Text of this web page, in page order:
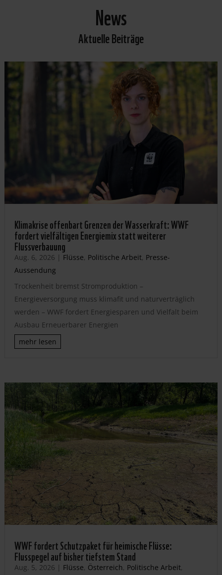
News
Aktuelle Beiträge
Klimakrise offenbart Grenzen der Wasserkraft: WWF
fordert vielfältigen Energiemix statt weiterer
Flussverbauung
Aug. 6, 2026 | Flüsse, Politische Arbeit, Presse-
Aussendung
Trockenheit bremst Stromproduktion –
Energieversorgung muss klimafit und naturverträglich
werden – WWF fordert Energiesparen und Vielfalt beim
Ausbau Erneuerbarer Energien
mehr lesen
WWF fordert Schutzpaket für heimische Flüsse:
Flusspegel auf bisher tiefstem Stand
Aug. 5, 2026 | Flüsse, Österreich, Politische Arbeit,